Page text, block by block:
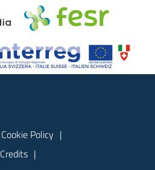
Cookie Policy
Credits